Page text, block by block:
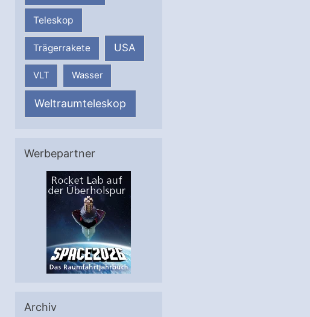
Teleskop
Trägerrakete USA
VLT Wasser
Weltraumteleskop
Werbepartner
Archiv